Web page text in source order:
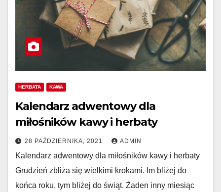
HERBATA KAWA
Kalendarz adwentowy dla
miłośników kawy i herbaty
28 PAŹDZIERNIKA, 2021 ADMIN
Kalendarz adwentowy dla miłośników kawy i herbaty
Grudzień zbliża się wielkimi krokami. Im bliżej do
końca roku, tym bliżej do świąt. Żaden inny miesiąc